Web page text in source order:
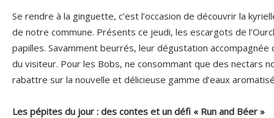
Se rendre à la ginguette, c’est l’occasion de découvrir la
de notre commune. Présents ce jeudi, les escargots de
papilles. Savamment beurrés, leur dégustation accompagnée
du visiteur. Pour les Bobs, ne consommant que des nectars
rabattre sur la nouvelle et délicieuse gamme d’eaux
Les pépites du jour : des contes et un défi « Run and Béer »